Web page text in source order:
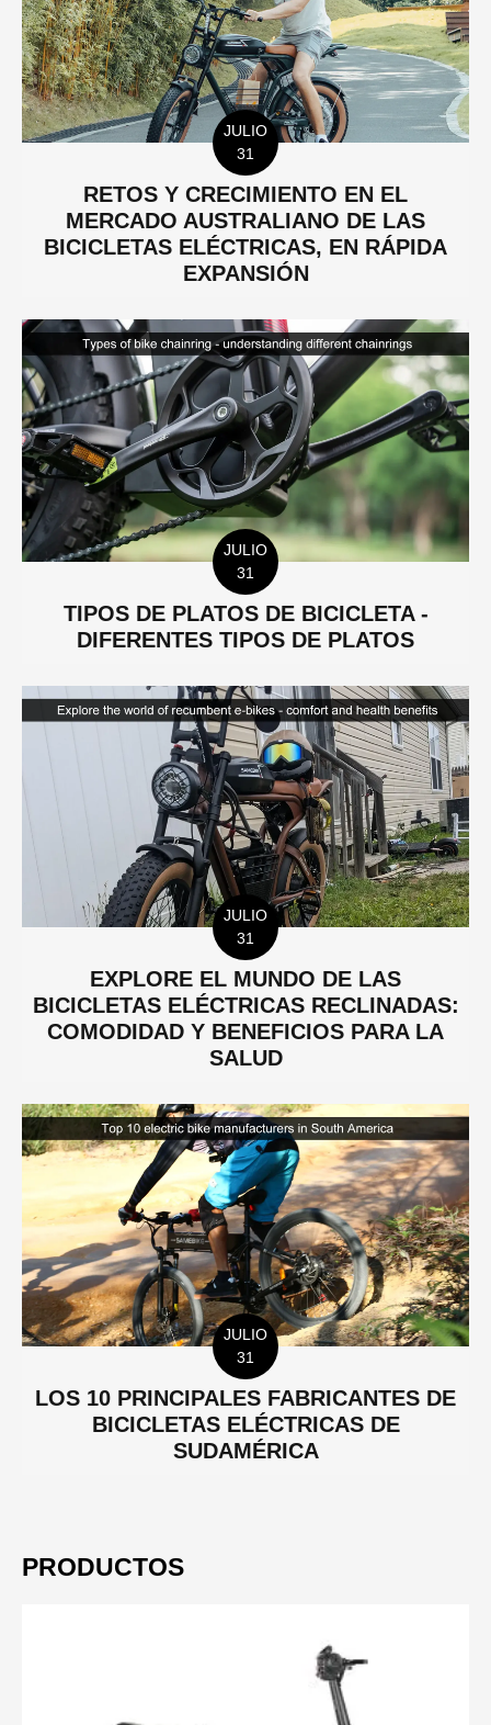
JULIO
31
RETOS Y CRECIMIENTO EN EL
MERCADO AUSTRALIANO DE LAS
BICICLETAS ELÉCTRICAS, EN RÁPIDA
EXPANSIÓN
JULIO
31
TIPOS DE PLATOS DE BICICLETA -
DIFERENTES TIPOS DE PLATOS
JULIO
31
EXPLORE EL MUNDO DE LAS
BICICLETAS ELÉCTRICAS RECLINADAS:
COMODIDAD Y BENEFICIOS PARA LA
SALUD
JULIO
31
LOS 10 PRINCIPALES FABRICANTES DE
BICICLETAS ELÉCTRICAS DE
SUDAMÉRICA
PRODUCTOS